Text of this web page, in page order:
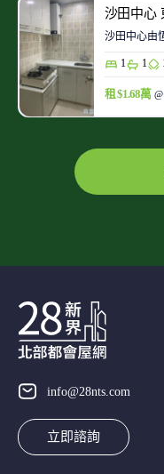
沙田中心
沙田中心由
1 1
租 $1.68萬
info@28nts.com
立即諮詢